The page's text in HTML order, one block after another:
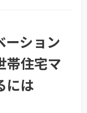
ーション
帯住宅マ
には